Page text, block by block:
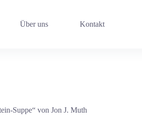
Über uns Kontakt